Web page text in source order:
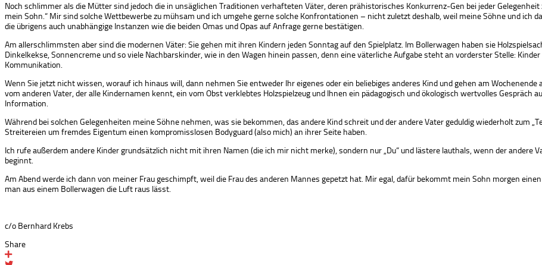
Noch schlimmer als die Mütter sind jedoch die in unsäglichen Traditionen verhafteten Väter, deren prähistorisches Konkurrenz-Gen bei jeder
mein Sohn.“ Mir sind solche Wettbewerbe zu mühsam und ich umgehe gerne solche Konfrontationen – nicht zuletzt deshalb, weil meine Söhne und ich
die übrigens auch unabhängige Instanzen wie die beiden Omas und Opas auf Anfrage gerne bestätigen.
Am allerschlimmsten aber sind die modernen Väter: Sie gehen mit ihren Kindern jeden Sonntag auf den Spielplatz. Im Bollerwagen haben sie
Dinkelkekse, Sonnencreme und so viele Nachbarskinder, wie in den Wagen hinein passen, denn eine väterliche Aufgabe steht an vorderster Stelle:
Kommunikation.
Wenn Sie jetzt nicht wissen, worauf ich hinaus will, dann nehmen Sie entweder Ihr eigenes oder ein beliebiges anderes Kind und gehen am
vom anderen Vater, der alle Kindernamen kennt, ein vom Obst verklebtes Holzspielzeug und Ihnen ein pädagogisch und ökologisch wertvolles
Information.
Während bei solchen Gelegenheiten meine Söhne nehmen, was sie bekommen, das andere Kind schreit und der andere Vater geduldig wiederholt zum
Streitereien um fremdes Eigentum einen kompromisslosen Bodyguard (also mich) an ihrer Seite haben.
Ich rufe außerdem andere Kinder grundsätzlich nicht mit ihren Namen (die ich mir nicht merke), sondern nur „Du“ und lästere lauthals, wenn der andere
beginnt.
Am Abend werde ich dann von meiner Frau geschimpft, weil die Frau des anderen Mannes gepetzt hat. Mir egal, dafür bekommt mein Sohn morgen
man aus einem Bollerwagen die Luft raus lässt.
c/o Bernhard Krebs
Share